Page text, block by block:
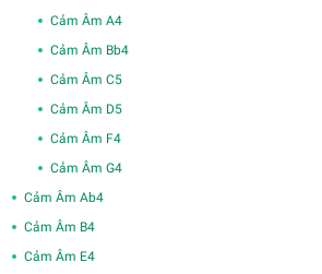
Cảm Âm A4
Cảm Âm Bb4
Cảm Âm C5
Cảm Âm D5
Cảm Âm F4
Cảm Âm G4
Cảm Âm Ab4
Cảm Âm B4
Cảm Âm E4